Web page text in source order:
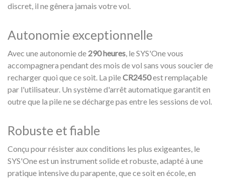
discret, il ne gênera jamais votre vol.
Autonomie exceptionnelle
Avec une autonomie de 290 heures, le SYS'One vous
accompagnera pendant des mois de vol sans vous soucier de
recharger quoi que ce soit. La pileCR2450est remplaçable
par l'utilisateur. Un système d'arrêt automatique garantit en
outre que la pile ne se décharge pas entre les sessions de vol.
Robuste et fiable
Conçu pour résister aux conditions les plus exigeantes, le
SYS'One est un instrument solide et robuste, adapté à une
pratique intensive du parapente, que ce soit en école, en